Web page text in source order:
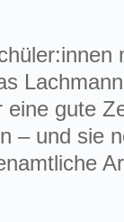
eine gute
– und sie